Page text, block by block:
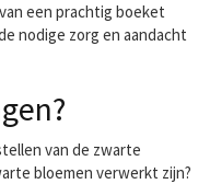
een prachtig boeket
nodige zorg en aandacht
van de zwarte
bloemen verwerkt zijn?